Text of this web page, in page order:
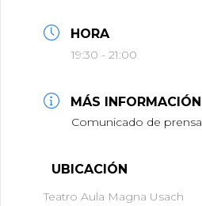
HORA
19:30 - 21:00
MÁS INFORMACIÓN
Comunicado de prensa
UBICACIÓN
Teatro Aula Magna Usach